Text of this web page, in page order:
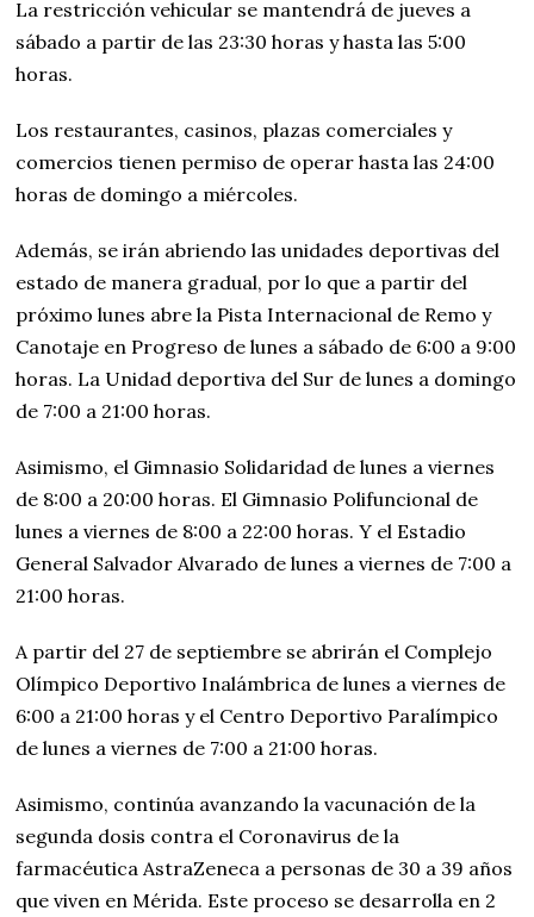
La restricción vehicular se mantendrá de jueves a
sábado a partir de las 23:30 horas y hasta las 5:00
horas.
Los restaurantes, casinos, plazas comerciales y
comercios tienen permiso de operar hasta las 24:00
horas de domingo a miércoles.
Además, se irán abriendo las unidades deportivas del
estado de manera gradual, por lo que a partir del
próximo lunes abre la Pista Internacional de Remo y
Canotaje en Progreso de lunes a sábado de 6:00 a 9:00
horas. La Unidad deportiva del Sur de lunes a domingo
de 7:00 a 21:00 horas.
Asimismo, el Gimnasio Solidaridad de lunes a viernes
de 8:00 a 20:00 horas. El Gimnasio Polifuncional de
lunes a viernes de 8:00 a 22:00 horas. Y el Estadio
General Salvador Alvarado de lunes a viernes de 7:00 a
21:00 horas.
A partir del 27 de septiembre se abrirán el Complejo
Olímpico Deportivo Inalámbrica de lunes a viernes de
6:00 a 21:00 horas y el Centro Deportivo Paralímpico
de lunes a viernes de 7:00 a 21:00 horas.
Asimismo, continúa avanzando la vacunación de la
segunda dosis contra el Coronavirus de la
farmacéutica AstraZeneca a personas de 30 a 39 años
que viven en Mérida. Este proceso se desarrolla en 2